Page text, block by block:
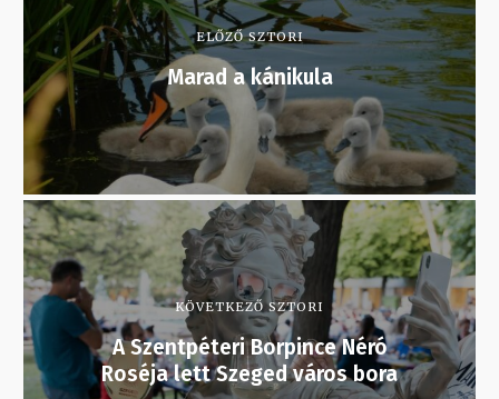
ELŐZŐ SZTORI
Marad a kánikula
KÖVETKEZŐ SZTORI
A Szentpéteri Borpince Néró
Roséja lett Szeged város bora